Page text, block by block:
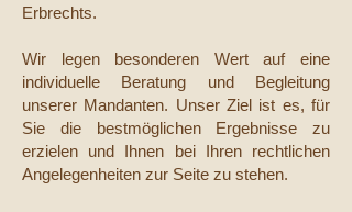
Erbrechts.
Wir legen besonderen Wert auf eine
individuelle Beratung und Begleitung
unserer Mandanten. Unser Ziel ist es, für
Sie die bestmöglichen Ergebnisse zu
erzielen und Ihnen bei Ihren rechtlichen
Angelegenheiten zur Seite zu stehen.